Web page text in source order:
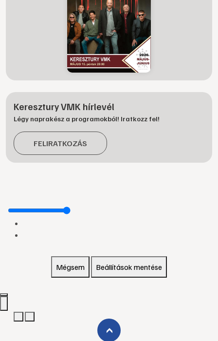
Keresztury VMK hírlevél
Légy naprakész a programokból! Iratkozz fel!
FELIRATKOZÁS
Mégsem Beállítások mentése
›